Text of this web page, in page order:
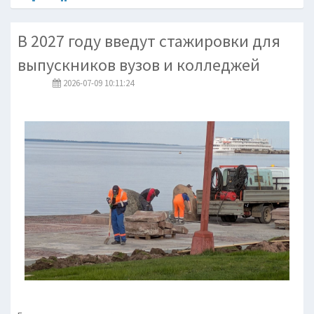
В 2027 году введут стажировки для
выпускников вузов и колледжей
2026-07-09 10:11:24